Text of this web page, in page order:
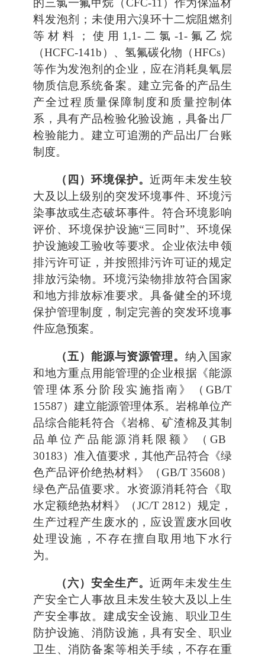
的三氯一氟甲烷（CFC-11）作为保温材
料发泡剂；未使用六溴环十二烷阻燃剂
等材料；使用1,1-二氯-1-氟乙烷
（HCFC-141b）、氢氟碳化物（HFCs）
等作为发泡剂的企业，应在消耗臭氧层
物质信息系统备案。建立完备的产品生
产全过程质量保障制度和质量控制体
系，具有产品检验化验设施，具备出厂
检验能力。建立可追溯的产品出厂台账
制度。
（四）环境保护。近两年未发生较
大及以上级别的突发环境事件、环境污
染事故或生态破坏事件。符合环境影响
评价、环境保护设施“三同时”、环境保
护设施竣工验收等要求。企业依法申领
排污许可证，并按照排污许可证的规定
排放污染物。环境污染物排放符合国家
和地方排放标准要求。具备健全的环境
保护管理制度，制定完善的突发环境事
件应急预案。
（五）能源与资源管理。纳入国家
和地方重点用能管理的企业根据《能源
管理体系分阶段实施指南》（GB/T
15587）建立能源管理体系。岩棉单位产
品综合能耗符合《岩棉、矿渣棉及其制
品单位产品能源消耗限额》（GB
30183）准入值要求，其他产品符合《绿
色产品评价绝热材料》（GB/T 35608）
绿色产品值要求。水资源消耗符合《取
水定额绝热材料》（JC/T 2812）规定，
生产过程产生废水的，应设置废水回收
处理设施，不存在擅自取用地下水行
为。
（六）安全生产。近两年未发生生
产安全亡人事故且未发生较大及以上生
产安全事故。建成安全设施、职业卫生
防护设施、消防设施，具有安全、职业
卫生、消防备案等相关手续，不存在重